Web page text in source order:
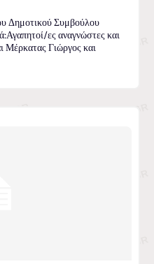
Δημοτικού Συμβούλου
ες αναγνώστες και
Γιώργος και